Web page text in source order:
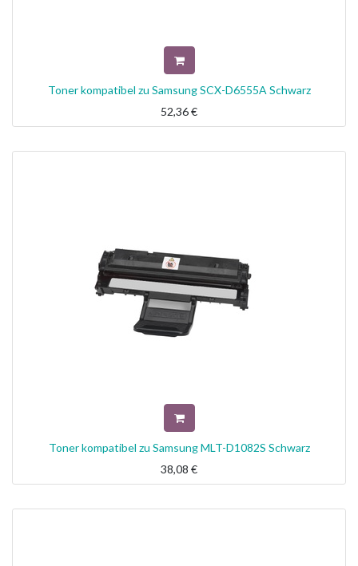
Toner kompatibel zu Samsung SCX-D6555A Schwarz
52,36€
Toner kompatibel zu Samsung MLT-D1082S Schwarz
38,08 €